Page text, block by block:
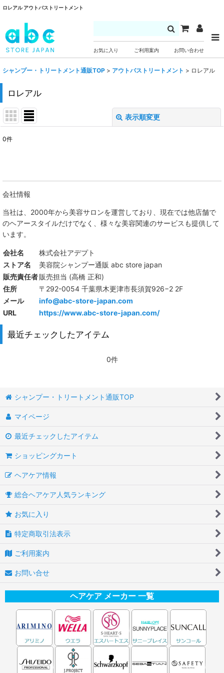
ロレアル アウトバストリートメント
お気に入り ご利用案内 お問い合わせ
シャンプー・トリートメント通販TOP > アウトバストリートメント > ロレアル
ロレアル
表示順変更
0件
会社情報
当社は、 2000年から美容サロンを運営しており、現在では他店舗で
のヘアースタイルだけでなく、様々な美容関連のサービスも提供して
います。
会社名
株式会社アデプト
ストア名
美容院シャンプー通販 abc store japan
販売責任者販売担当 (高橋 正和)
住所
〒292-0054 千葉県木更津市長須賀926−2 2F
メール
info@abc-store-japan.com
URL
https://www.abc-store-japan.com/
最近チェックしたアイテム
0件
シャンプー・トリートメント通販TOP
マイページ
最近チェックしたアイテム
ショッピングカート
ヘアケア情報
総合ヘアケア人気ランキング
お気に入り
特定商取引法表示
ご利用案内
お問い合せ
ヘアケア メーカー 一覧